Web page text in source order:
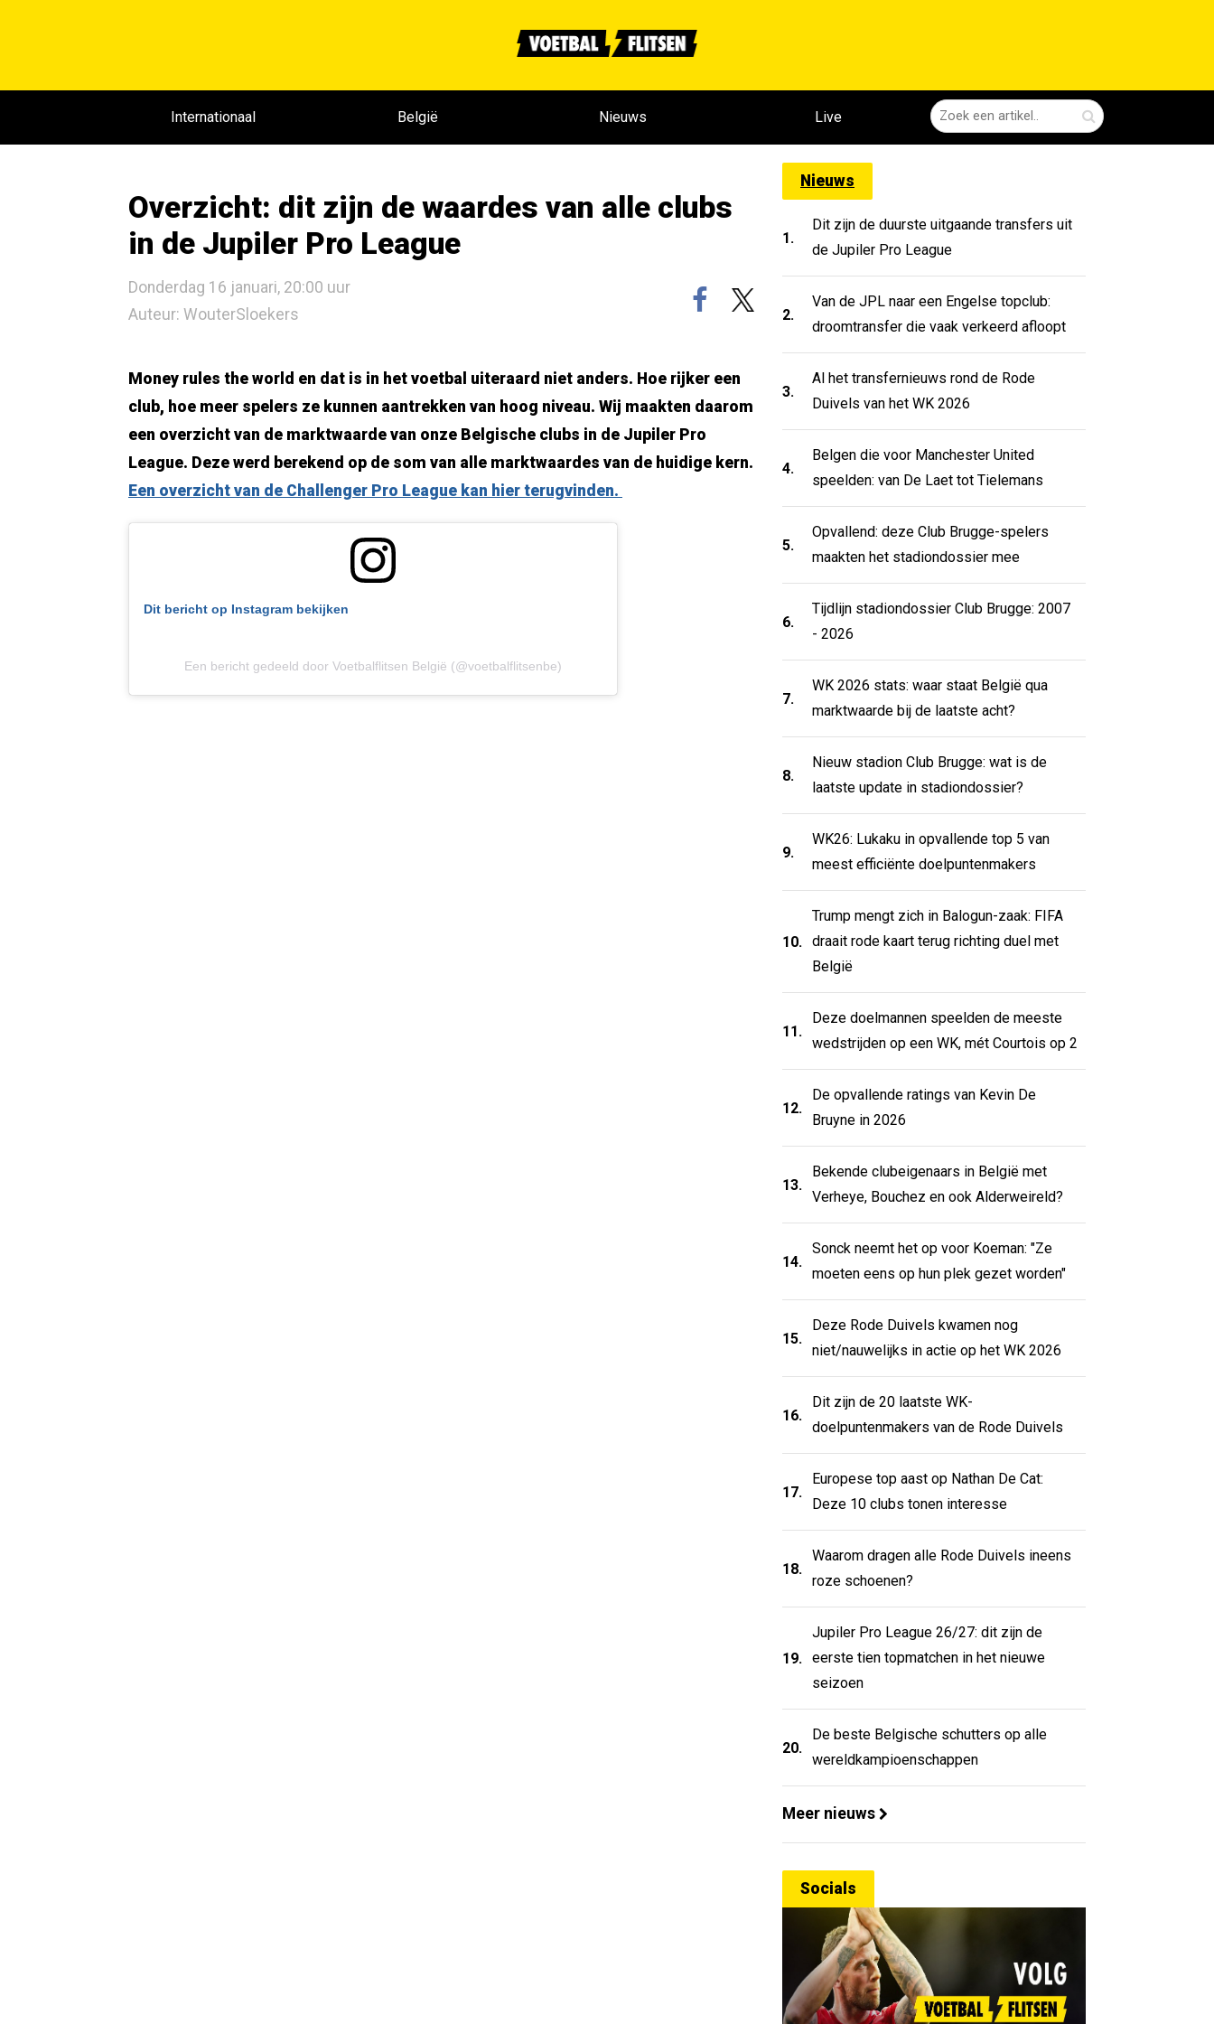
Internationaal België Nieuws Live
Overzicht: dit zijn de waardes van alle clubs
in de Jupiler Pro League
Donderdag 16 januari, 20:00 uur
Auteur: WouterSloekers
Money rules the world en dat is in het voetbal uiteraard niet anders. Hoe rijker een
club, hoe meer spelers ze kunnen aantrekken van hoog niveau. Wij maakten daarom
een overzicht van de marktwaarde van onze Belgische clubs in de Jupiler Pro
League. Deze werd berekend op de som van alle marktwaardes van de huidige kern.
Een overzicht van de Challenger Pro League kan hier terugvinden.
Dit bericht op Instagram bekijken
Een bericht gedeeld door Voetbalflitsen België (@voetbalflitsenbe)
Nieuws
1.
Dit zijn de duurste uitgaande transfers uit
de Jupiler Pro League
2.
Van de JPL naar een Engelse topclub:
droomtransfer die vaak verkeerd afloopt
3.
Al het transfernieuws rond de Rode
Duivels van het WK 2026
4.
Belgen die voor Manchester United
speelden: van De Laet tot Tielemans
5.
Opvallend: deze Club Brugge-spelers
maakten het stadiondossier mee
6.
Tijdlijn stadiondossier Club Brugge: 2007
- 2026
7.
WK 2026 stats: waar staat België qua
marktwaarde bij de laatste acht?
8.
Nieuw stadion Club Brugge: wat is de
laatste update in stadiondossier?
9.
WK26: Lukaku in opvallende top 5 van
meest efficiënte doelpuntenmakers
10.
Trump mengt zich in Balogun-zaak: FIFA
draait rode kaart terug richting duel met
België
11.
Deze doelmannen speelden de meeste
wedstrijden op een WK, mét Courtois op 2
12.
De opvallende ratings van Kevin De
Bruyne in 2026
13.
Bekende clubeigenaars in België met
Verheye, Bouchez en ook Alderweireld?
14.
Sonck neemt het op voor Koeman: "Ze
moeten eens op hun plek gezet worden"
15.
Deze Rode Duivels kwamen nog
niet/nauwelijks in actie op het WK 2026
16.
Dit zijn de 20 laatste WK-
doelpuntenmakers van de Rode Duivels
17.
Europese top aast op Nathan De Cat:
Deze 10 clubs tonen interesse
18.
Waarom dragen alle Rode Duivels ineens
roze schoenen?
19.
Jupiler Pro League 26/27: dit zijn de
eerste tien topmatchen in het nieuwe
seizoen
20.
De beste Belgische schutters op alle
wereldkampioenschappen
Meer nieuws
Socials